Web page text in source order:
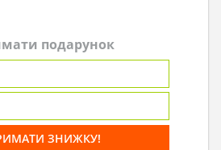
подарунок